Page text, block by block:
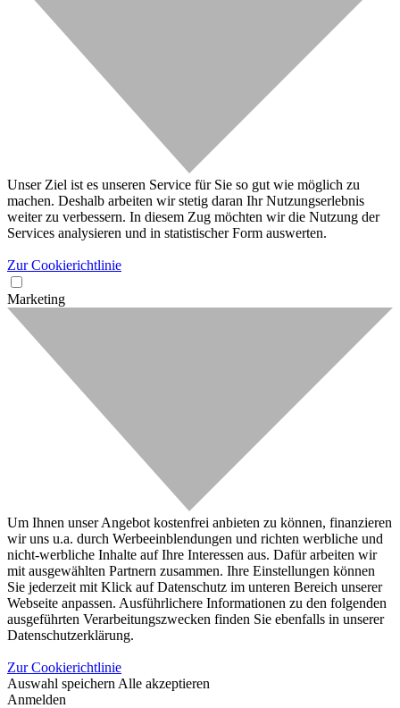
Unser Ziel ist es unseren Service für Sie so gut wie möglich zu
machen. Deshalb arbeiten wir stetig daran Ihr Nutzungserlebnis
weiter zu verbessern. In diesem Zug möchten wir die Nutzung der
Services analysieren und in statistischer Form auswerten.
Zur Cookierichtlinie
Marketing
Um Ihnen unser Angebot kostenfrei anbieten zu können, finanzieren
wir uns u.a. durch Werbeeinblendungen und richten werbliche und
nicht-werbliche Inhalte auf Ihre Interessen aus. Dafür arbeiten wir
mit ausgewählten Partnern zusammen. Ihre Einstellungen können
Sie jederzeit mit Klick auf Datenschutz im unteren Bereich unserer
Webseite anpassen. Ausführlichere Informationen zu den folgenden
ausgeführten Verarbeitungszwecken finden Sie ebenfalls in unserer
Datenschutzerklärung.
Zur Cookierichtlinie
Auswahl speichern Alle akzeptieren
Anmelden